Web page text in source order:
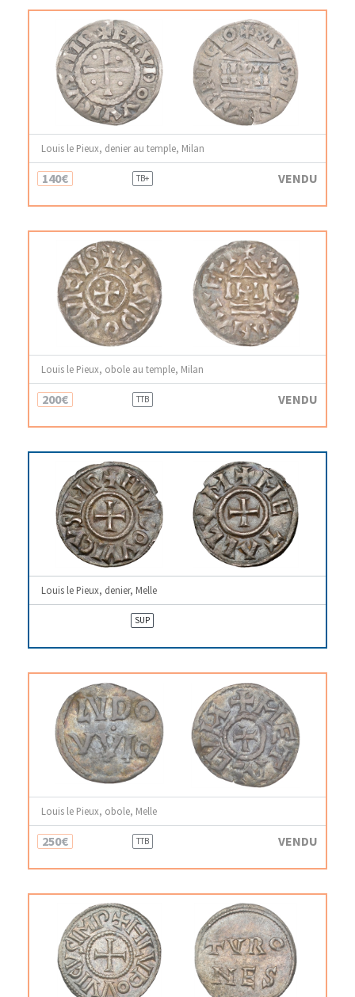
Louis le Pieux, denier au temple, Milan
140€ TB+ VENDU
Louis le Pieux, obole au temple, Milan
200€ TTB VENDU
Louis le Pieux, denier, Melle
SUP
Louis le Pieux, obole, Melle
250€ TTB VENDU